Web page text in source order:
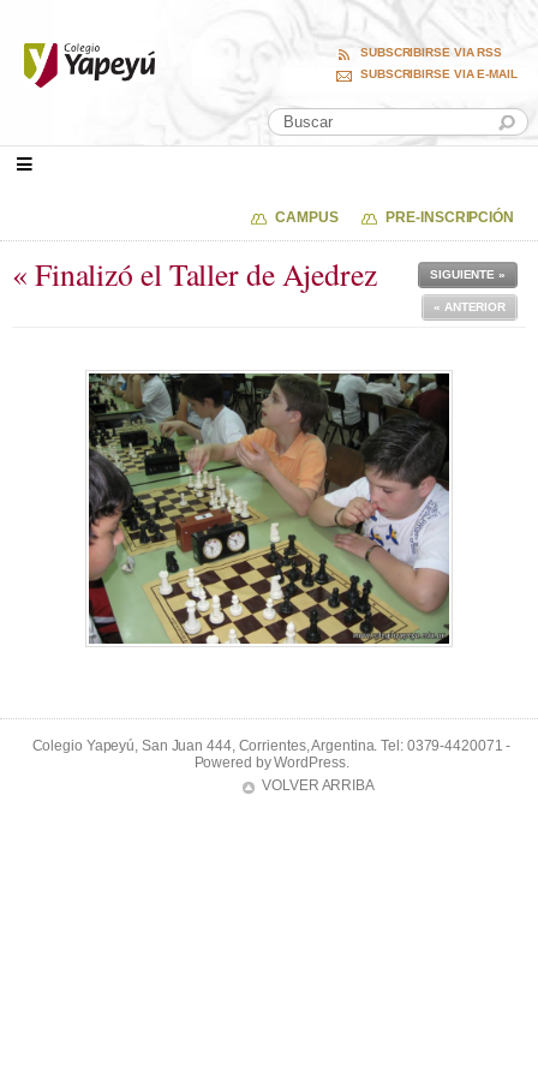
SUBSCRIBIRSE VIA RSS
SUBSCRIBIRSE VIA E-MAIL
CAMPUS PRE-INSCRIPCIÓN
« Finalizó el Taller de Ajedrez SIGUIENTE »
« ANTERIOR
Colegio Yapeyú, San Juan 444, Corrientes, Argentina. Tel: 0379-4420071 -
Powered byWordPress.
VOLVER ARRIBA